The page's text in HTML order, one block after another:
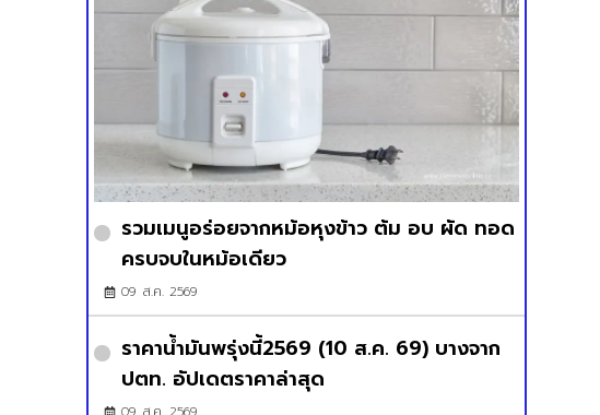
รวมเมนูอร่อยจากหม้อหุงข้าว ต้ม อบ ผัด ทอด
ครบจบในหม้อเดียว
09 ส.ค. 2569
ราคาน้ำมันพรุ่งนี้2569 (10 ส.ค. 69) บางจาก
ปตท. อัปเดตราคาล่าสุด